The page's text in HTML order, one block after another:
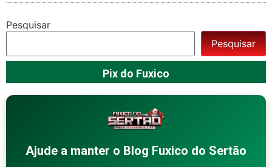
Pesquisar
Pesquisar
Pix do Fuxico
Ajude a manter o Blog Fuxico do Sertão